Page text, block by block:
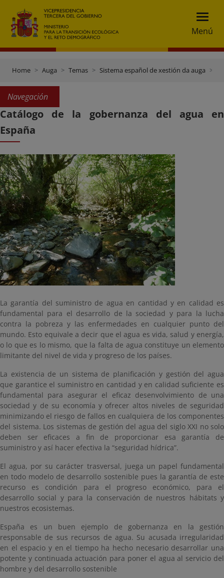
Menú
Home Auga Temas Sistema español de xestión da auga
Navegación
Catálogo de la gobernanza del agua en
España
La garantía del suministro de agua en cantidad y en calidad es
fundamental para el desarrollo de la sociedad y para la lucha
contra la pobreza y las enfermedades en cualquier punto del
mundo. Esto equivale a decir que el agua es vida, salud y energía,
o lo que es lo mismo, que la falta de agua constituye un elemento
limitante del nivel de vida y progreso de los países.
La existencia de un sistema de planificación y gestión del agua
que garantice el suministro en cantidad y en calidad suficiente es
fundamental para asegurar el eficaz desenvolvimiento de una
sociedad y de su economía y ofrecer altos niveles de seguridad
minimizando el riesgo de fallos en cualquiera de los componentes
del sistema. Los sistemas de gestión del agua del siglo XXI no solo
deben ser eficaces a fin de proporcionar esa garantía de
suministro y así hacer efectiva la “seguridad hídrica”.
El agua, por su carácter trasversal, juega un papel fundamental
en todo modelo de desarrollo sostenible pues la garantía de este
recurso es condición para el progreso económico, para el
desarrollo social y para la conservación de nuestros hábitats y
nuestros ecosistemas.
España es un buen ejemplo de gobernanza en la gestión
responsable de sus recursos de agua. Su acusada irregularidad
en el espacio y en el tiempo ha hecho necesario desarrollar una
potente y continuada actuación para poner el agua al servicio del
hombre y del desarrollo sostenible